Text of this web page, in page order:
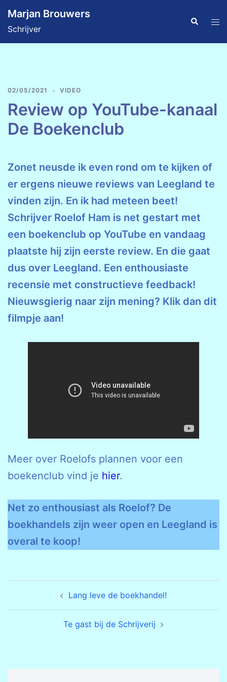
naar
de
inhoud
Marjan Brouwers
Schrijver
Zoeken
02/05/2021 VIDEO
Review op YouTube-kanaal
De Boekenclub
Zonet neusde ik even rond om te kijken of
er ergens nieuwe reviews van Leegland te
vinden zijn. En ik had meteen beet!
Schrijver Roelof Ham is net gestart met
een boekenclub op YouTube en vandaag
plaatste hij zijn eerste review. En die gaat
dus over Leegland. Een enthousiaste
recensie met constructieve feedback!
Nieuwsgierig naar zijn mening? Klik dan dit
filmpje aan!
Meer over Roelofs plannen voor een
boekenclub vind je hier.
Net zo enthousiast als Roelof? De
boekhandels zijn weer open en Leegland is
overal te koop!
navigatie
Lang leve de boekhandel!
Te gast bij de Schrijverij